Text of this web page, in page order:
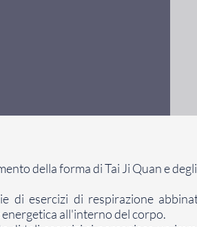
della forma di Tai Ji Quan e
di esercizi di respirazione
all'interno del corpo.